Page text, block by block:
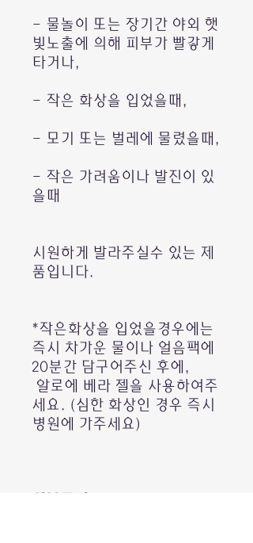
- 물놀이 또는 장기간 야외 햇
빛노출에 의해 피부가 빨갛게
타거나,
- 작은 화상을 입었을때,
- 모기 또는 벌레에 물렸을때,
- 작은 가려움이나 발진이 있
을때
시원하게 발라주실수 있는 제
품입니다.
*작은화상을 입었을경우에는
즉시 차가운 물이나 얼음팩에
20분간 담구어주신 후에,
알로에 베라 젤을 사용하여주
세요. (심한 화상인 경우 즉시
병원에 가주세요)